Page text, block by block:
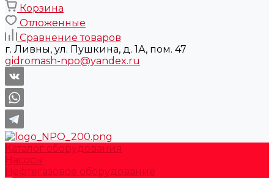
Корзина
Отложенные
Сравнение товаров
г. Ливны, ул. Пушкина, д. 1А, пом. 47
gidromash-npo@yandex.ru
Каталог оборудования
Насосы
Нефтегазовое оборудование